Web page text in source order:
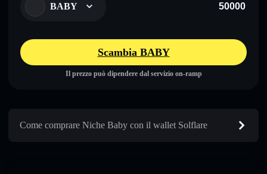
BABY
Scambia BABY
Il prezzo può dipendere dal servizio on-ramp
Come comprare Niche Baby con il wallet Solflare